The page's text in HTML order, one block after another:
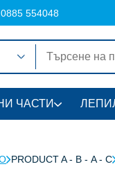
0885 554048
ЧАСТИ
PRODUCT A - B - Α - C